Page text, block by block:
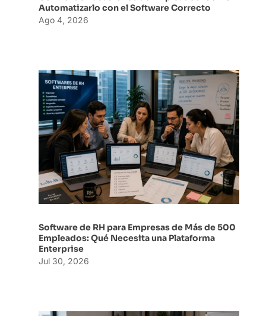
Automatizarlo con el Software Correcto
Ago 4, 2026
Software de RH para Empresas de Más de 500
Empleados: Qué Necesita una Plataforma
Enterprise
Jul 30, 2026